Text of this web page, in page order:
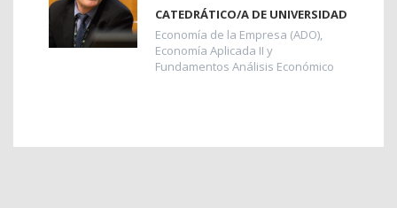
CATEDRÁTICO/A DE UNIVERSIDAD
Economía de la Empresa (ADO),
Economía Aplicada II y
Fundamentos Análisis Económico